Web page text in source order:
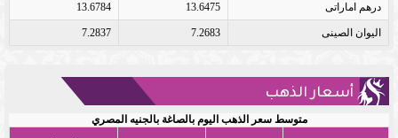
درهم اماراتى 13.6475
13.6784
اليوان الصينى 7.2683
7.2837
أسعار الذهب
متوسط سعر الذهب اليوم بالصاغة بالجنيه المصري